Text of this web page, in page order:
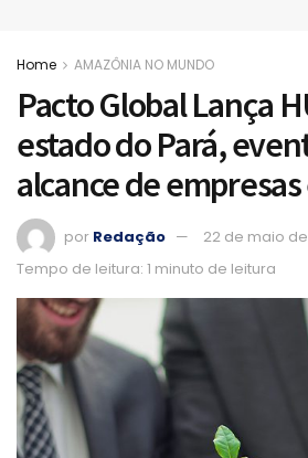
Home AMAZÔNIA NO MUNDO
Pacto Global Lança
estado do Pará,
alcance de empresas
por Redação
22 de maio
Tempo de leitura: 1 minuto de leitura